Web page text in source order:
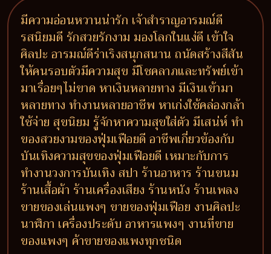
มีความอ่อนหวานน่ารัก เจ้าสำราญอารมณ์ดี
รสนิยมดี รักสวยรักงาม มองโลกในแง่ดี เข้าใจ
ศิลปะ อารมณ์ดีร่าเริงสนุกสนาน ถนัดสร้างสีสัน
ให้คนรอบตัวมีความสุข มีโชคลาภและทรัพย์เข้า
มาเรื่อยๆไม่ขาด หาเงินหลายทาง มีเงินเข้ามา
หลายทาง ทำงานหลายอาชีพ หาเก่งใช้คล่องกล้า
ใช้จ่าย สุขนิยม รู้จักหาความสุขใส่ตัว มีเสน่ห์ ทำ
ของสวยงามของฟุ่มเฟือยดี อาชีพเกี่ยวข้องกับ
บันเทิงความสุขของฟุ่มเฟือยดี เหมาะกับการ
ทำงานวงการบันเทิง สปา ร้านอาหาร ร้านขนม
ร้านเสื้อผ้า ร้านเครื่องเสียง ร้านหนัง ร้านเพลง
ขายของเล่นแพงๆ ขายของฟุ่มเฟือย งานศิลปะ
นาฬิกา เครื่องประดับ อาหารแพงๆ งานที่ขาย
ของแพงๆ ค้าขายของแพงทุกชนิด